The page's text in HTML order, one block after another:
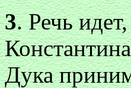
3. Речь
Дука